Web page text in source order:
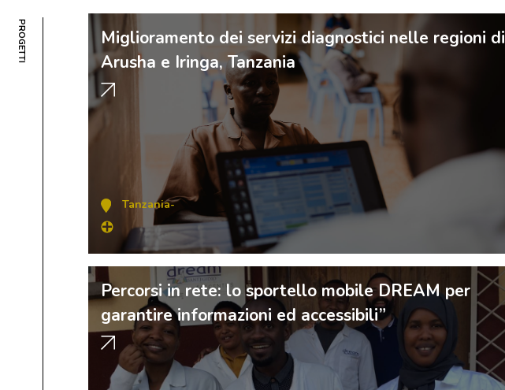
PROGETTI
Miglioramento dei servizi diagnostici nelle regioni di
Arusha e Iringa, Tanzania
Tanzania-
Percorsi in rete: lo sportello mobile DREAM per
garantire informazioni ed accessibili”